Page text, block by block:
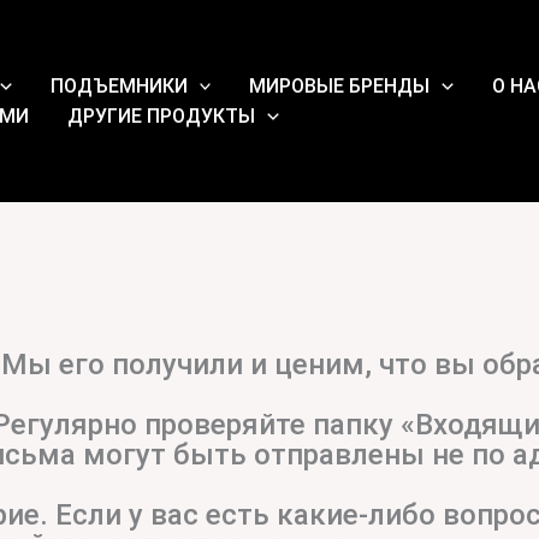
ПОДЪЕМНИКИ МИРОВЫЕ БРЕНДЫ О
ДРУГИЕ ПРОДУКТЫ
его получили и ценим, что вы
проверяйте папку
могут быть отправлены не по
Если у вас есть какие-либо